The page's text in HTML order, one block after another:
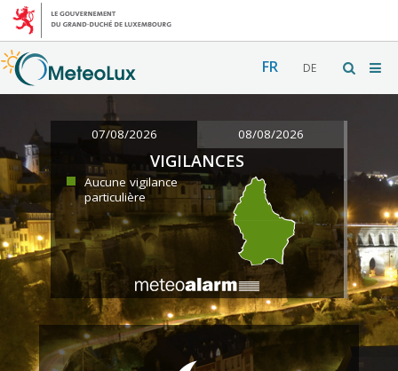
FR DE
07/08/2026 08/08/2026
VIGILANCES
Aucune vigilance
particulière